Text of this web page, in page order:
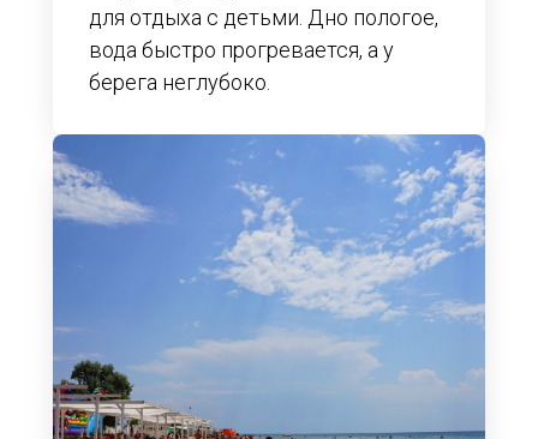
для отдыха с детьми. Дно пологое,
вода быстро прогревается, а у
берега неглубоко.